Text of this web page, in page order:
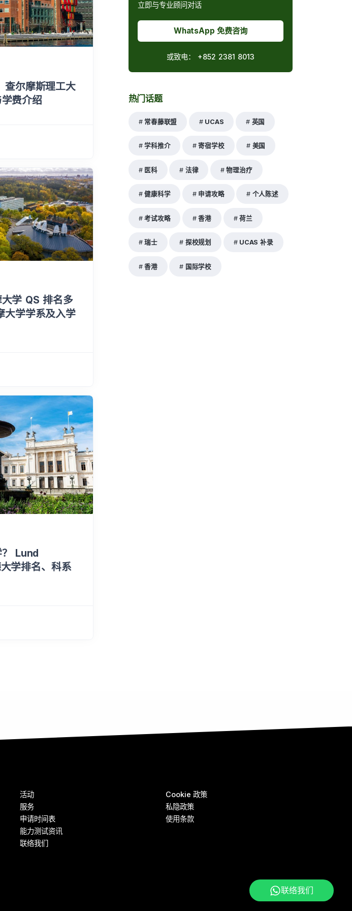
查尔摩斯理工大
费介绍
学 QS 排名多
大学学系及入学
？ Lund
学排名、科系
立即与专业顾问对话
WhatsApp 免费咨询
或致电： +852 2381 8013
热门话题
常春藤联盟 UCAS 英国
学科推介 寄宿学校 美国
医科 法律 物理治疗
健康科学 申请攻略 个人陈述
考试攻略 香港 荷兰
瑞士 探校规划 UCAS 补录
香港 国际学校
活动
服务
申请时间表
能力测试资讯
联络我们
Cookie 政策
私隐政策
使用条款
联络我们